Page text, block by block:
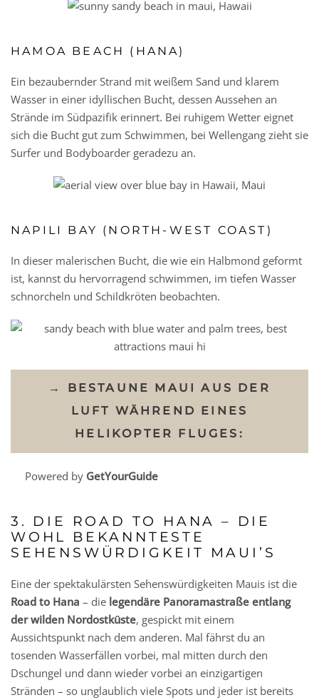
HAMOA BEACH (HANA)
Ein bezaubernder Strand mit weißem Sand und klarem
Wasser in einer idyllischen Bucht, dessen Aussehen an
Strände im Südpazifik erinnert. Bei ruhigem Wetter eignet
sich die Bucht gut zum Schwimmen, bei Wellengang zieht sie
Surfer und Bodyboarder geradezu an.
NAPILI BAY (NORTH-WEST COAST)
In dieser malerischen Bucht, die wie ein Halbmond geformt
ist, kannst du hervorragend schwimmen, im tiefen Wasser
schnorcheln und Schildkröten beobachten.
→ BESTAUNE MAUI AUS DER
LUFT WÄHREND EINES
HELIKOPTER FLUGES:
Powered by GetYourGuide
3. DIE ROAD TO HANA – DIE
WOHL BEKANNTESTE
SEHENSWÜRDIGKEIT MAUI’S
Eine der spektakulärsten Sehenswürdigkeiten Mauis ist die
Road to Hana – die legendäre Panoramastraße entlang
der wilden Nordostküste, gespickt mit einem
Aussichtspunkt nach dem anderen. Mal fährst du an
tosenden Wasserfällen vorbei, mal mitten durch den
Dschungel und dann wieder vorbei an einzigartigen
Stränden – so unglaublich viele Spots und jeder ist bereits